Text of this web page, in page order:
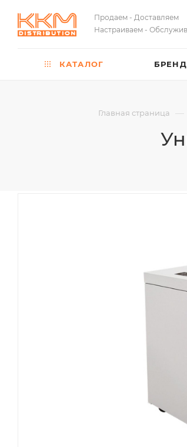
Продаем - Доставляем
Настраиваем -
КАТАЛОГ
Главная страница —